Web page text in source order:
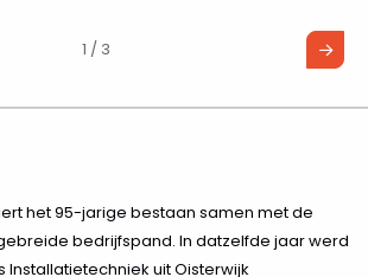
1 / 3
het 95-jarige bestaan samen met de
bedrijfspand. In datzelfde jaar werd
Installatietechniek uit Oisterwijk